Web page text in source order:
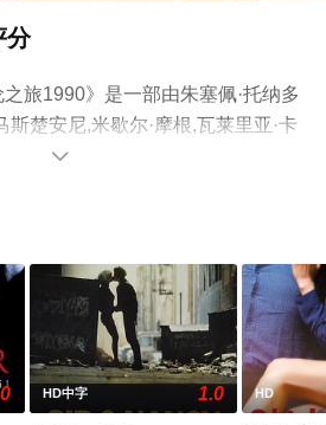
分
旅1990》是一部由朱塞佩·托纳多
斯楚安尼,米歇尔·摩根,瓦莱里亚·卡
贝汉,Norma,Martelli,罗伯托·诺毕雷,
电影院，更多相关信息可移步至豆
网等平台了解。

HD中字 1.0 HD